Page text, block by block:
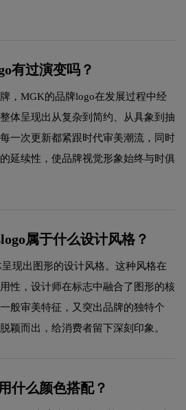
有过演变吗？
，MGK的品牌logo在发展过程中经
体呈现出从复杂到简约、从具象到抽
一次更新都紧跟时代审美潮流，同时
延续性，使品牌视觉形象始终与时俱
属于什么设计风格？
现出图形的设计风格。这种风格在
性，设计师在标志中融合了图形的核
般审美特征，又突出品牌的独特个
颖而出，给消费者留下深刻印象。
什么颜色搭配？